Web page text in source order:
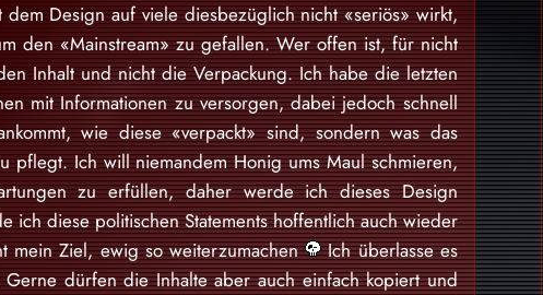
Design auf viele diesbezüglich nicht «seriös» wirkt,
den «Mainstream» zu gefallen. Wer offen ist, für nicht
Inhalt und nicht die Verpackung. Ich habe die letzten
mit Informationen zu versorgen, dabei jedoch schnell
wie diese «verpackt» sind, sondern was das
pflegt. Ich will niemandem Honig ums Maul schmieren,
zu erfüllen, daher werde ich dieses Design
ich diese politischen Statements hoffentlich auch wieder
mein Ziel, ewig so weiterzumachen
Ich überlasse es
dürfen die Inhalte aber auch einfach kopiert und